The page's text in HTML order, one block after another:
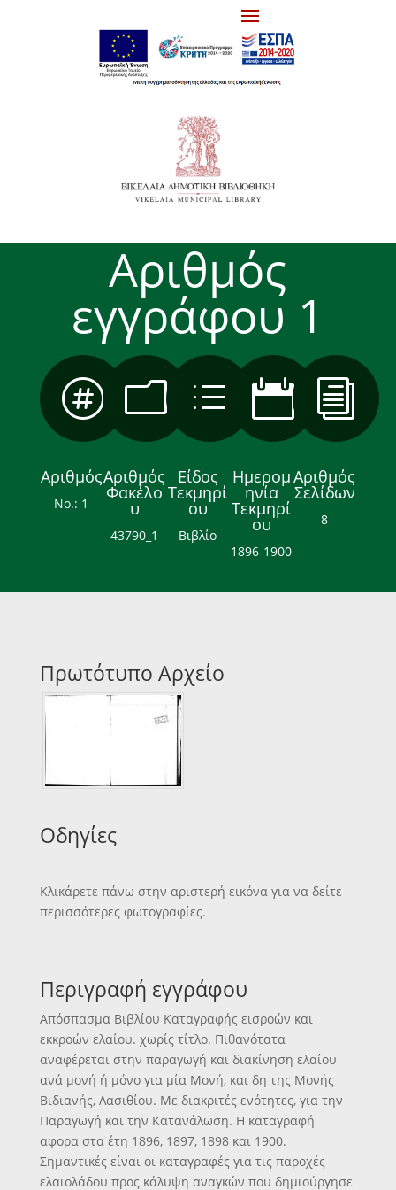
Αριθμός
εγγράφου 1

Αριθμός
Νο.: 1
m
Αριθμός
Φακέλο
υ
43790_1
d
Είδος
Τεκμηρί
ου
Βιβλίο

Ημερομ
ηνία
Τεκμηρί
ου
1896-1900
i
Αριθμός
Σελίδων
8
Πρωτότυπο Αρχείο
Οδηγίες
Κλικάρετε πάνω στην αριστερή εικόνα για να δείτε
περισσότερες φωτογραφίες.
Περιγραφή εγγράφου
Απόσπασμα Βιβλίου Καταγραφής εισροών και
εκκροών ελαίου. χωρίς τίτλο. Πιθανότατα
αναφέρεται στην παραγωγή και διακίνηση ελαίου
ανά μονή ή μόνο για μία Μονή, και δη της Μονής
Βιδιανής, Λασιθίου. Με διακριτές ενότητες, για την
Παραγωγή και την Κατανάλωση. Η καταγραφή
αφορα στα έτη 1896, 1897, 1898 και 1900.
Σημαντικές είναι οι καταγραφές για τις παροχές
ελαιολάδου προς κάλυψη αναγκών που δημιούργησε